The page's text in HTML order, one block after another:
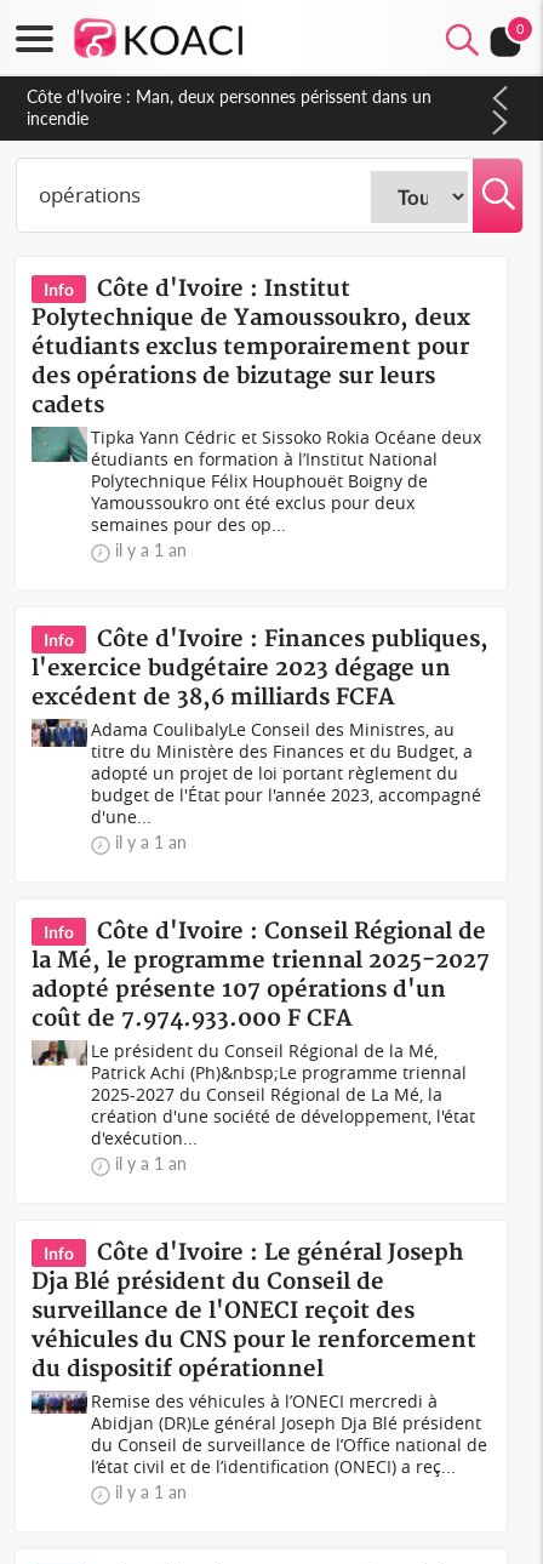
0
Côte d'Ivoire : Séileu, la célébration de la fête nationale
transformée en vaste campagne contre les produits
dépigmentants dangereux
Info
Côte d'Ivoire : Institut
Polytechnique de Yamoussoukro, deux
étudiants exclus temporairement pour
des opérations de bizutage sur leurs
cadets
Tipka Yann Cédric et Sissoko Rokia Océane deux
étudiants en formation à l’Institut National
Polytechnique Félix Houphouët Boigny de
Yamoussoukro ont été exclus pour deux
semaines pour des op...
il y a 1 an
Info
Côte d'Ivoire : Finances publiques,
l'exercice budgétaire 2023 dégage un
excédent de 38,6 milliards FCFA
Adama CoulibalyLe Conseil des Ministres, au
titre du Ministère des Finances et du Budget, a
adopté un projet de loi portant règlement du
budget de l'État pour l'année 2023, accompagné
d'une...
il y a 1 an
Info
Côte d'Ivoire : Conseil Régional de
la Mé, le programme triennal 2025-2027
adopté présente 107 opérations d'un
coût de 7.974.933.000 F CFA
Le président du Conseil Régional de la Mé,
Patrick Achi (Ph)&nbsp;Le programme triennal
2025-2027 du Conseil Régional de La Mé, la
création d'une société de développement, l'état
d'exécution...
il y a 1 an
Info
Côte d'Ivoire : Le général Joseph
Dja Blé président du Conseil de
surveillance de l'ONECI reçoit des
véhicules du CNS pour le renforcement
du dispositif opérationnel
Remise des véhicules à l’ONECI mercredi à
Abidjan (DR)Le général Joseph Dja Blé président
du Conseil de surveillance de l’Office national de
l’état civil et de l’identification (ONECI) a reç...
il y a 1 an